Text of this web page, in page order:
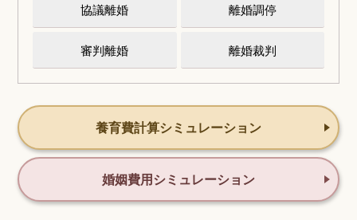
協議離婚 離婚調停
審判離婚 離婚裁判
養育費計算シミュレーション
婚姻費用シミュレーション